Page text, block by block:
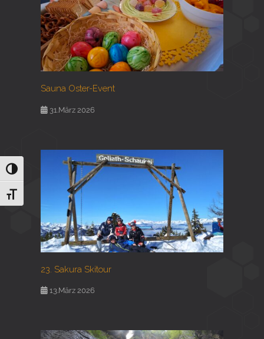
Umschalten auf hohe Kontraste
Schrift vergrößern
Sauna Oster-Event
31.März 2026
23. Sakura Skitour
13.März 2026